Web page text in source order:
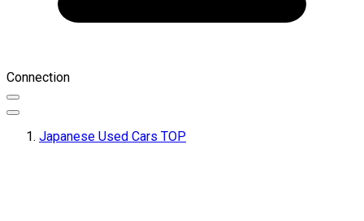
Connection
Japanese Used Cars TOP